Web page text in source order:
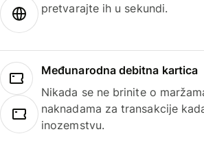
pretvarajte ih u sekundi.
Međunarodna debitna kartica
Nikada se ne brinite o
naknadama za transakcije
inozemstvu.